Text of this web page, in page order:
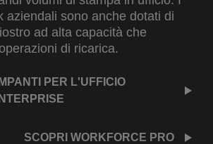
aziendali sono anche dotati di
ad alta capacità che
di ricarica.
PER L'UFFICIO
SCOPRI WORKFORCE PRO